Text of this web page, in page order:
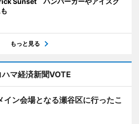
もっと見る
ハマ経済新聞VOTE
イン会場となる瀬谷区に行ったこ